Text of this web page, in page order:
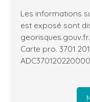
Les informations
est exposé sont
georisques.gouv.fr.
Carte pro. 3701